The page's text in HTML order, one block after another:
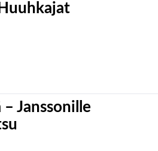
Janssonille